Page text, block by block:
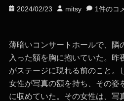
投 2024/02/23
投 mitsy 1件のコ
薄暗いコンサートホールで、隣
入った額を胸に抱いていた。昨
がステージに現れる前のこと。
女性が写真の額を持ち、その姿
に収めていた。その女性は、写